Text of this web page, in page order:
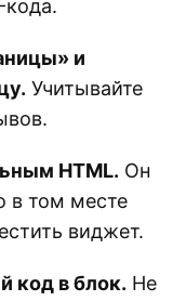
кода.
и
Учитывайте
HTML. Он
в том месте
виджет.
код в блок. Не